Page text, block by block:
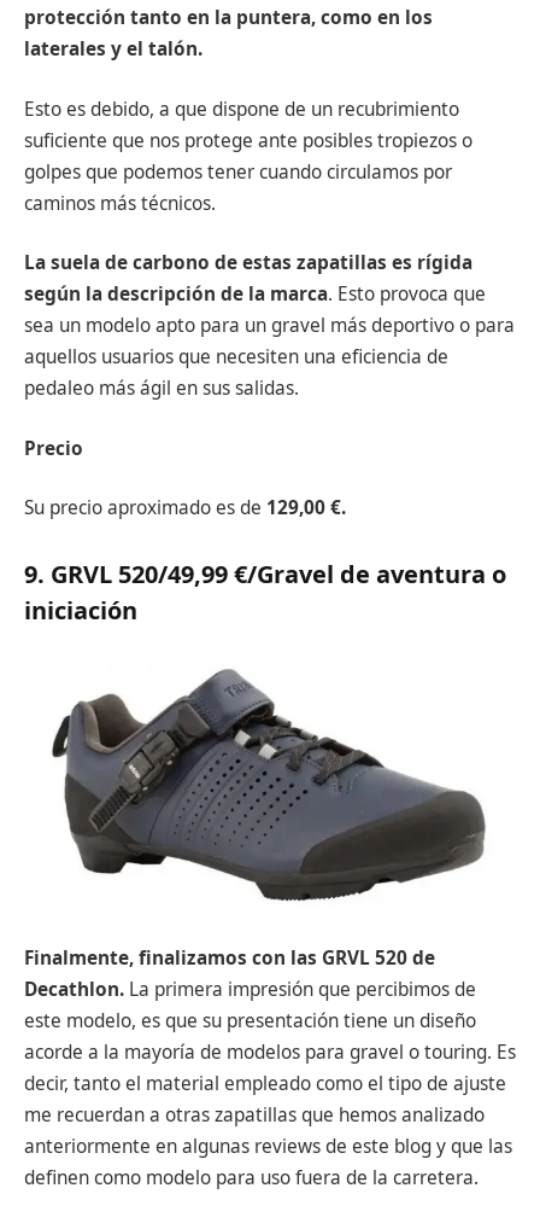
protección tanto en la puntera, como en los
laterales y el talón.
Esto es debido, a que dispone de un recubrimiento
suficiente que nos protege ante posibles tropiezos o
golpes que podemos tener cuando circulamos por
caminos más técnicos.
La suela de carbono de estas zapatillas es rígida
según la descripción de la marca. Esto provoca que
sea un modelo apto para un gravel más deportivo o para
aquellos usuarios que necesiten una eficiencia de
pedaleo más ágil en sus salidas.
Precio
Su precio aproximado es de 129,00 €.
9. GRVL 520/49,99 €/Gravel de aventura o
iniciación
Finalmente, finalizamos con las GRVL 520 de
Decathlon. La primera impresión que percibimos de
este modelo, es que su presentación tiene un diseño
acorde a la mayoría de modelos para gravel o touring. Es
decir, tanto el material empleado como el tipo de ajuste
me recuerdan a otras zapatillas que hemos analizado
anteriormente en algunas reviews de este blog y que las
definen como modelo para uso fuera de la carretera.